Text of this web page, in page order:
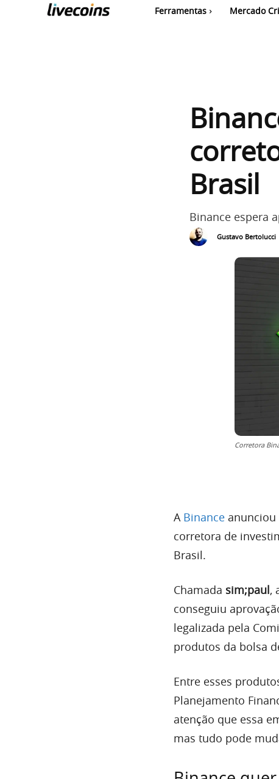
Ferramentas Mercado
Brasil
Binance espera
Gustavo Bertolucci
Corretora
A Binance anunciou
corretora de
Brasil.
Chamada sim;paul,
conseguiu
legalizada pela
produtos da bolsa
Entre esses
Planejamento
atenção que essa
mas tudo pode